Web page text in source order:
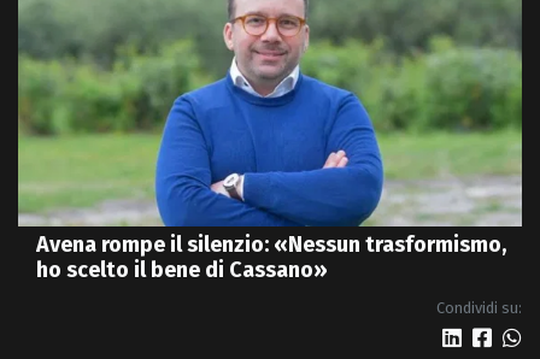
Avena rompe il silenzio: «Nessun trasformismo,
ho scelto il bene di Cassano»
Condividi su: